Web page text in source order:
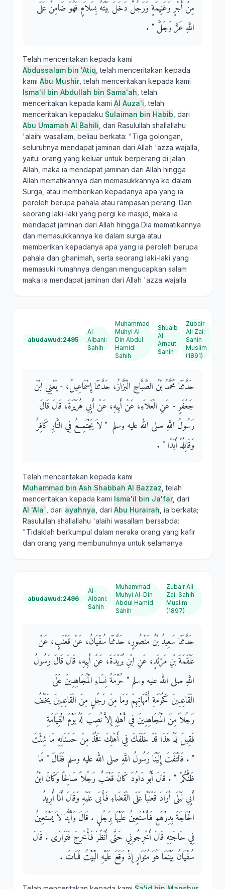
مِنْ أَجْرٍ وَغَنِيمَةٍ وَرَجُلٌ دَخَلَ بَيْتَهُ بِسَلاَمٍ فَهُوَ ضَامِنٌ عَلَى
اللَّهِ عَزَّ وَجَلَّ ‏"‏ ‏.‏
Telah menceritakan kepada kami
Abdussalam bin 'Atiq , telah menceritakan kepada
kami Abu Mushir, telah menceritakan kepada kami
Isma'il bin Abdullah bin Sama'ah , telah
menceritakan kepada kami Al Auza'i , telah
menceritakan kepadaku Sulaiman bin Habib , dari
Abu Umamah Al Bahili , dari Rasulullah shallallahu
'alaihi wasallam, beliau berkata: "Tiga golongan,
seluruhnya mendapat jaminan dari Allah 'azza wajalla,
yaitu: orang yang keluar untuk berperang di jalan
Allah, maka ia mendapat jaminan dari Allah hingga
Allah mematikannya dan memasukkannya ke dalam
Surga, atau memberikan kepadanya apa yang ia
peroleh berupa pahala atau rampasan perang. Dan
seorang laki-laki yang pergi ke masjid, maka ia
mendapat jaminan dari Allah hingga Dia mematikannya
dan memasukkannya ke dalam surga atau
memberikan kepadanya apa yang ia peroleh berupa
pahala dan ghanimah, serta seorang laki-laki yang
memasuki rumahnya dengan mengucapkan salam
maka ia mendapat jaminan dari Allah 'azza wajalla
abudawud:2495
Al-
Albani:
Sahih
Muhammad
Muhyi Al-
Din Abdul
Hamid:
Sahih
Shuaib
Al
Arnaut:
Sahih
Zubair
Ali Zai:
Sahih
Muslim
(1891)
حَدَّثَنَا مُحَمَّدُ بْنُ الصَّبَّاحِ الْبَزَّازُ، حَدَّثَنَا إِسْمَاعِيلُ، - يَعْنِي ابْنَ
جَعْفَرٍ - عَنِ الْعَلاَءِ، عَنْ أَبِيهِ، عَنْ أَبِي هُرَيْرَةَ، قَالَ قَالَ
رَسُولُ اللَّهِ صلى الله عليه وسلم ‏ "‏ لاَ يَجْتَمِعُ فِي النَّارِ كَافِرٌ
وَقَاتِلُهُ أَبَدًا ‏"‏ ‏.‏
Telah menceritakan kepada kami
Muhammad bin Ash Shabbah Al Bazzaz , telah
menceritakan kepada kami Isma'il bin Ja'far, dari
Al 'Ala` , dari ayahnya , dari Abu Hurairah , ia berkata;
Rasulullah shallallahu 'alaihi wasallam bersabda:
"Tidaklah berkumpul dalam neraka orang yang kafir
dan orang yang membunuhnya untuk selamanya
abudawud:2496
Al-
Albani:
Sahih
Muhammad
Muhyi Al-Din
Abdul Hamid:
Sahih
Zubair Ali
Zai: Sahih
Muslim
(1897)
حَدَّثَنَا سَعِيدُ بْنُ مَنْصُورٍ، حَدَّثَنَا سُفْيَانُ، عَنْ قَعْنَبٍ، عَنْ
عَلْقَمَةَ بْنِ مَرْثَدٍ، عَنِ ابْنِ بُرَيْدَةَ، عَنْ أَبِيهِ، قَالَ قَالَ رَسُولُ
اللَّهِ صلى الله عليه وسلم ‏"‏ حُرْمَةُ نِسَاءِ الْمُجَاهِدِينَ عَلَى
الْقَاعِدِينَ كَحُرْمَةِ أُمَّهَاتِهِمْ وَمَا مِنْ رَجُلٍ مِنَ الْقَاعِدِينَ يَخْلُفُ
رَجُلاً مِنَ الْمُجَاهِدِينَ فِي أَهْلِهِ إِلاَّ نُصِبَ لَهُ يَوْمَ الْقِيَامَةِ
فَقِيلَ لَهُ هَذَا قَدْ خَلَفَكَ فِي أَهْلِكَ فَخُذْ مِنْ حَسَنَاتِهِ مَا شِئْتَ
‏"‏ ‏.‏ فَالْتَفَتَ إِلَيْنَا رَسُولُ اللَّهِ صلى الله عليه وسلم فَقَالَ ‏"‏ مَا
ظَنُّكُمْ ‏"‏ ‏.‏ قَالَ أَبُو دَاوُدَ كَانَ قَعْنَبٌ رَجُلاً صَالِحًا وَكَانَ ابْنُ
أَبِي لَيْلَى أَرَادَ قَعْنَبًا عَلَى الْقَضَاءِ فَأَبَى عَلَيْهِ وَقَالَ أَنَا أُرِيدُ
الْحَاجَةَ بِدِرْهَمٍ فَأَسْتَعِينُ عَلَيْهَا بِرَجُلٍ ‏.‏ قَالَ وَأَيُّنَا لاَ يَسْتَعِينُ
فِي حَاجَتِهِ قَالَ أَخْرِجُونِي حَتَّى أَنْظُرَ فَأُخْرِجَ فَتَوَارَى ‏.‏ قَالَ
سُفْيَانُ بَيْنَمَا هُوَ مُتَوَارٍ إِذْ وَقَعَ عَلَيْهِ الْبَيْتُ فَمَاتَ ‏.‏